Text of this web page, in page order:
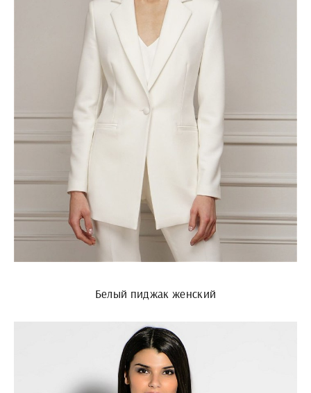
Белый пиджак женский